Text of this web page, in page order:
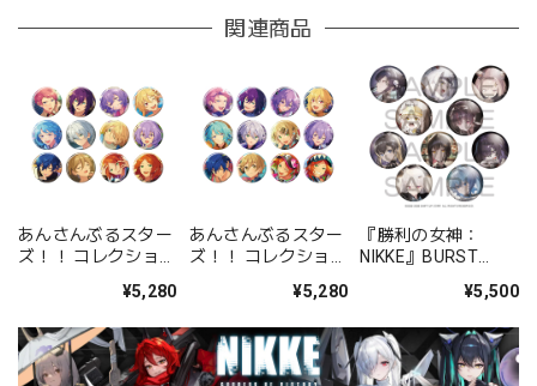
関連商品
あんさんぶるスター
ズ！！ コレクション
¥5,280
あんさんぶるスター
ズ！！ コレクション
¥5,280
『勝利の女神：
NIKKE』BURST
ジ Vol.9 BOX 全10種
¥5,500